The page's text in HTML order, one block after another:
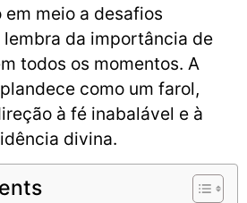
em meio a desafios
lembra da importância de
todos os momentos. A
como um farol,
à fé inabalável e à
divina.